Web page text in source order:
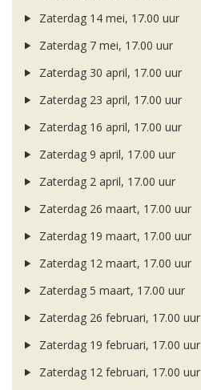
Zaterdag 14 mei, 17.00 uur
Zaterdag 7 mei, 17.00 uur
Zaterdag 30 april, 17.00 uur
Zaterdag 23 april, 17.00 uur
Zaterdag 16 april, 17.00 uur
Zaterdag 9 april, 17.00 uur
Zaterdag 2 april, 17.00 uur
Zaterdag 26 maart, 17.00 uur
Zaterdag 19 maart, 17.00 uur
Zaterdag 12 maart, 17.00 uur
Zaterdag 5 maart, 17.00 uur
Zaterdag 26 februari, 17.00 uur
Zaterdag 19 februari, 17.00 uur
Zaterdag 12 februari, 17.00 uur